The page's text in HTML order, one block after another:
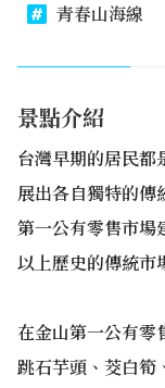
青春山海線
景點介紹
台灣早期的居民都
展出各自獨特的傳
第一公有零售市場
以上歷史的傳統市
在金山第一公有零
跳石芋頭、茭白筍